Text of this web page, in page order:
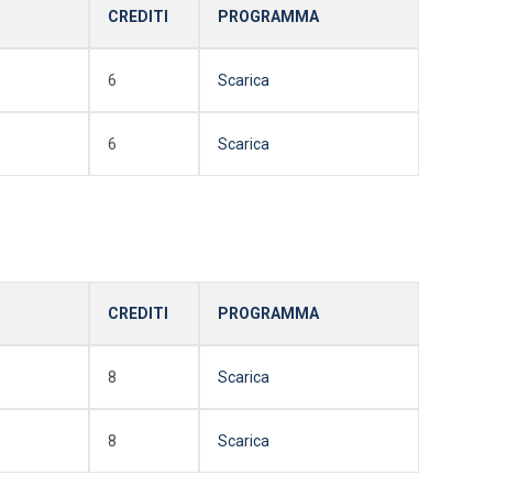
CREDITI PROGRAMMA
6 Scarica
6 Scarica
CREDITI PROGRAMMA
8 Scarica
8 Scarica